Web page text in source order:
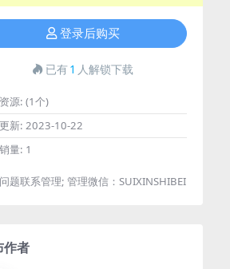
登录后购买
已有1 人解锁下载
源: (1个)
新: 2023-10-22
量: 1
题联系管理; 管理微信：SUIXINSHIBEI
作者